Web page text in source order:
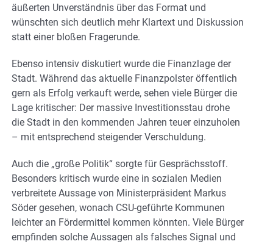
äußerten Unverständnis über das Format und
wünschten sich deutlich mehr Klartext und Diskussion
statt einer bloßen Fragerunde.
Ebenso intensiv diskutiert wurde die Finanzlage der
Stadt. Während das aktuelle Finanzpolster öffentlich
gern als Erfolg verkauft werde, sehen viele Bürger die
Lage kritischer: Der massive Investitionsstau drohe
die Stadt in den kommenden Jahren teuer einzuholen
– mit entsprechend steigender Verschuldung.
Auch die „große Politik“ sorgte für Gesprächsstoff.
Besonders kritisch wurde eine in sozialen Medien
verbreitete Aussage von Ministerpräsident Markus
Söder gesehen, wonach CSU-geführte Kommunen
leichter an Fördermittel kommen könnten. Viele Bürger
empfinden solche Aussagen als falsches Signal und